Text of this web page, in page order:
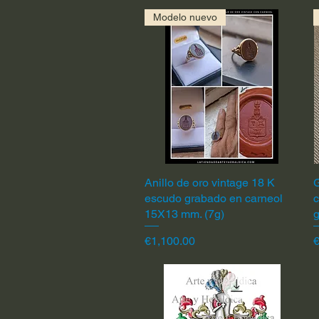
Quick View
Modelo nuevo
Anillo de oro vintage 18 K
escudo grabado en carneol
15X13 mm. (7g)
Price
€1,100.00